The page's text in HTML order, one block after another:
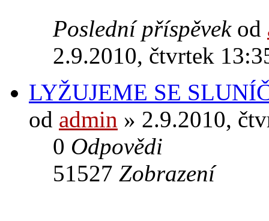
Poslední příspěvek od
2.9.2010, čtvrtek
LYŽUJEME SE
od admin » 2.9.2010,
0 Odpovědi
51527 Zobrazení